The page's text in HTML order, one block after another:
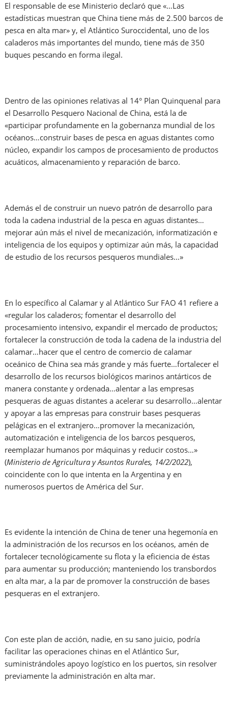
El responsable de ese Ministerio declaró que «…Las
estadísticas muestran que China tiene más de 2.500 barcos de
pesca en alta mar» y, el Atlántico Suroccidental, uno de los
caladeros más importantes del mundo, tiene más de 350
buques pescando en forma ilegal.
Dentro de las opiniones relativas al 14° Plan Quinquenal para
el Desarrollo Pesquero Nacional de China, está la de
«participar profundamente en la gobernanza mundial de los
océanos…construir bases de pesca en aguas distantes como
núcleo, expandir los campos de procesamiento de productos
acuáticos, almacenamiento y reparación de barco.
Además el de construir un nuevo patrón de desarrollo para
toda la cadena industrial de la pesca en aguas distantes…
mejorar aún más el nivel de mecanización, informatización e
inteligencia de los equipos y optimizar aún más, la capacidad
de estudio de los recursos pesqueros mundiales…»
En lo específico al Calamar y al Atlántico Sur FAO 41 refiere a
«regular los caladeros; fomentar el desarrollo del
procesamiento intensivo, expandir el mercado de productos;
fortalecer la construcción de toda la cadena de la industria del
calamar…hacer que el centro de comercio de calamar
oceánico de China sea más grande y más fuerte…fortalecer el
desarrollo de los recursos biológicos marinos antárticos de
manera constante y ordenada…alentar a las empresas
pesqueras de aguas distantes a acelerar su desarrollo…alentar
y apoyar a las empresas para construir bases pesqueras
pelágicas en el extranjero…promover la mecanización,
automatización e inteligencia de los barcos pesqueros,
reemplazar humanos por máquinas y reducir costos…»
(Ministerio de Agricultura y Asuntos Rurales, 14/2/2022),
coincidente con lo que intenta en la Argentina y en
numerosos puertos de América del Sur.
Es evidente la intención de China de tener una hegemonía en
la administración de los recursos en los océanos, amén de
fortalecer tecnológicamente su flota y la eficiencia de éstas
para aumentar su producción; manteniendo los transbordos
en alta mar, a la par de promover la construcción de bases
pesqueras en el extranjero.
Con este plan de acción, nadie, en su sano juicio, podría
facilitar las operaciones chinas en el Atlántico Sur,
suministrándoles apoyo logístico en los puertos, sin resolver
previamente la administración en alta mar.